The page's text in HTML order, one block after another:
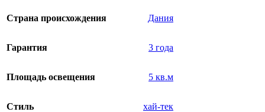
Страна происхождения Дания
Гарантия 3 года
Площадь освещения 5 кв.м
Стиль хай-тек